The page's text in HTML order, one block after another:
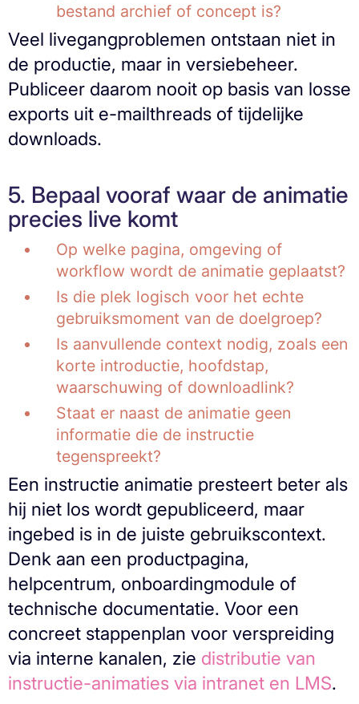
bestand archief of concept is?
Veel livegangproblemen ontstaan niet in
de productie, maar in versiebeheer.
Publiceer daarom nooit op basis van losse
exports uit e-mailthreads of tijdelijke
downloads.
5. Bepaal vooraf waar de animatie
precies live komt
Op welke pagina, omgeving of
workflow wordt de animatie geplaatst?
Is die plek logisch voor het echte
gebruiksmoment van de doelgroep?
Is aanvullende context nodig, zoals een
korte introductie, hoofdstap,
waarschuwing of downloadlink?
Staat er naast de animatie geen
informatie die de instructie
tegenspreekt?
Een instructie animatie presteert beter als
hij niet los wordt gepubliceerd, maar
ingebed is in de juiste gebruikscontext.
Denk aan een productpagina,
helpcentrum, onboardingmodule of
technische documentatie. Voor een
concreet stappenplan voor verspreiding
via interne kanalen, zie distributie van
instructie-animaties via intranet en LMS.